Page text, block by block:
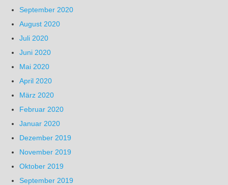
September 2020
August 2020
Juli 2020
Juni 2020
Mai 2020
April 2020
März 2020
Februar 2020
Januar 2020
Dezember 2019
November 2019
Oktober 2019
September 2019